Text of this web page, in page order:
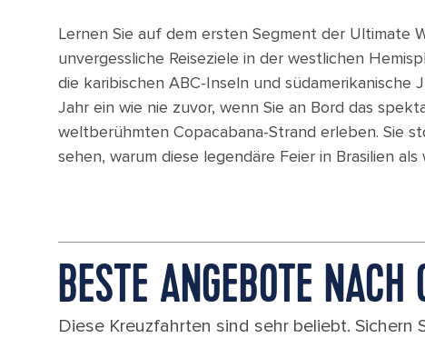
Lernen Sie auf dem ersten Segment der Ultimate
unvergessliche Reiseziele in der westlichen
die karibischen ABC-Inseln und
Jahr ein wie nie zuvor, wenn Sie an Bord das
weltberühmten Copacabana-Strand erleben. Sie
sehen, warum diese legendäre Feier in Brasilien
BESTE ANGEBOTE
Diese Kreuzfahrten sind sehr beliebt. Sichern